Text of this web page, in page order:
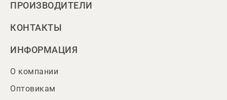
ПРОИЗВОДИТЕЛИ
КОНТАКТЫ
ИНФОРМАЦИЯ
О компании
Оптовикам